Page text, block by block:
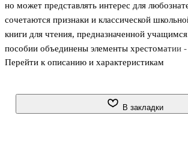
но может представлять интерес для
сочетаются признаки и классической
книги для чтения, предназначенной
пособии объединены элементы хрестоматии -
систематически подобранных учебных
текстов. Автор-составитель использовал
Перейти к описанию и характеристикам
В закладки